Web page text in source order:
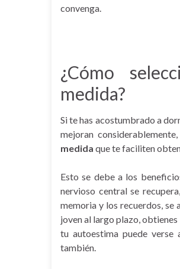
convenga.
¿Cómo
medida?
Si te has acostumbrado a
mejoran
medida que te faciliten
Esto se debe a los
nervioso central se
memoria y los recuerdos, se
joven al largo plazo,
tu autoestima puede verse
también.